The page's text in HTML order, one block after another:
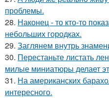
проблемы.
28. Наконец - то кто-то
небольших городках.
29. Заглянем внутрь
30. Перестаньте листать
милые миниатюры делает
31. На американских
интересного.